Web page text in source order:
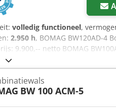
volledig functioneel,
2.950 h, BOMAG BW120AD-4
9.900,-- netto BOMAG
Iyvsx Alneha
Deutz 2.450 kg
Deutz 2.450 kg
BW 100 ACM-5